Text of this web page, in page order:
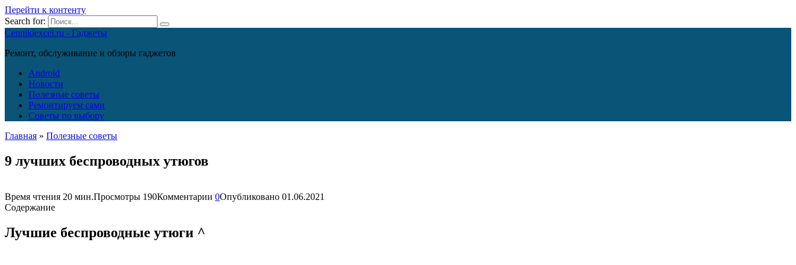
Перейти к контенту
Search for:
Cennikiexcel.ru - Гаджеты
Ремонт, обслуживание и обзоры гаджетов
Android
Новости
Полезные советы
Ремонтируем сами
Советы по выбору
Главная » Полезные советы
9 лучших беспроводных утюгов
Время чтения 20 мин.Просмотры 190Комментарии 0Опубликовано 01.06.2021
Содержание
Лучшие беспроводные утюги ^